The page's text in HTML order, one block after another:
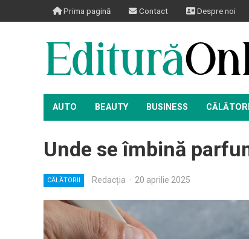
Prima pagină Contact Despre noi
AUTO BEAUTY BUSINESS CĂLĂTORII
Unde se îmbină
CĂLĂTORII Redacția · 20 aprilie 2025